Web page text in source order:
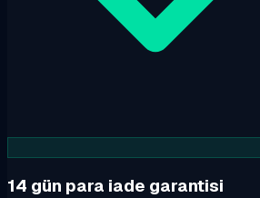
14 gün para iade garantisi